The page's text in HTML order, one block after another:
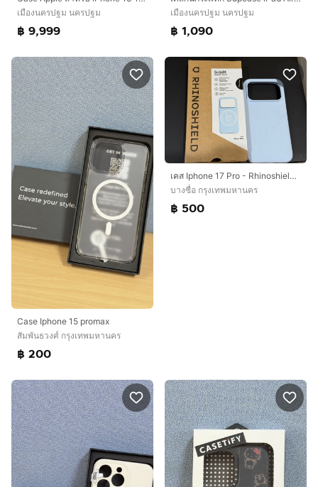
เมืองนครปฐม นครปฐม
฿ 9,999
เมืองนครปฐม นครปฐม
฿ 1,090
Case Iphone 15 promax
สัมพันธวงศ์ กรุงเทพมหานคร
฿ 200
เคส Iphone 17 Pro - Rhinoshield Solid X
บางซื่อ กรุงเทพมหานคร
฿ 500